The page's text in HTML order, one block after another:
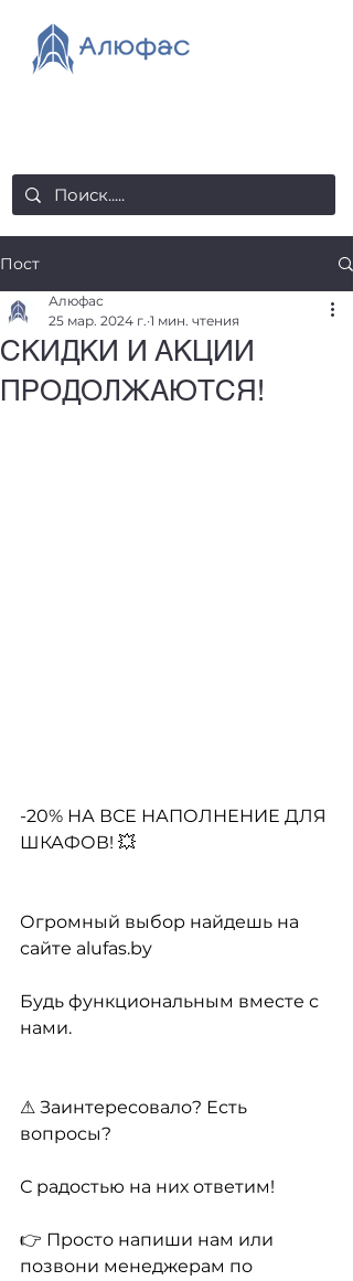
Пост
СКИДКИ И АКЦИИ
ПРОДОЛЖАЮТСЯ!
Алюфас
25 мар. 2024 г. 1 мин. чтения
-20% НА ВСЕ НАПОЛНЕНИЕ ДЛЯ
ШКАФОВ! 💥
Огромный выбор найдешь на
сайте alufas.by
Будь функциональным вместе с
нами.
⚠ Заинтересовало? Есть
вопросы?
С радостью на них ответим!
👉 Просто напиши нам или
позвони менеджерам по